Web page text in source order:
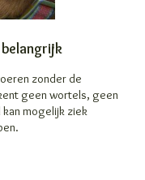
zonder de
geen wortels, geen
mogelijk ziek